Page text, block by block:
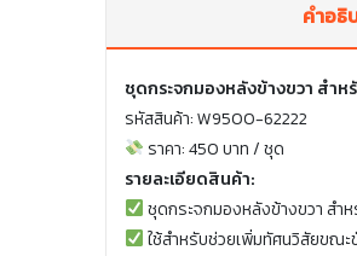
คำอธิ
ชุดกระจกมองหลังข้างขวา สำห
รหัสสินค้า: W9500-62222
ราคา: 450 บาท / ชุด
รายละเอียดสินค้า:
ชุดกระจกมองหลังข้างขวา สำ
ใช้สำหรับช่วยเพิ่มทัศนวิสัยขณ